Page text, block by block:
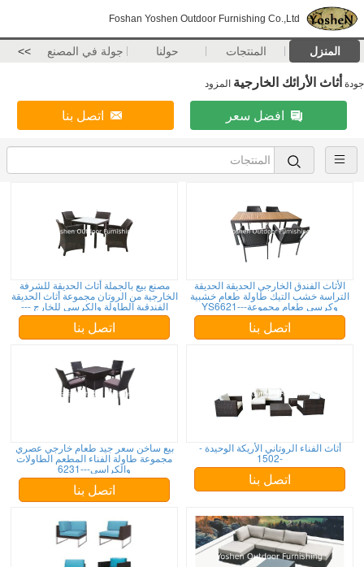
Foshan Yoshen Outdoor Furnishing Co.,Ltd
المنزل المنتجات حولنا جولة في المصنع >>
جودة أثاث الأرائك الخارجية المزود
افضل سعر اتصل بنا
مصنع بيع بالجملة أثاث الحديقة للشرفة
الخارجية من الروتان مجموعة أثاث الحديقة
الفندقية الطاولة والكرسي للخارج ---
8086
اتصل بنا
الأثاث الفندق الخارجي الحديقة الحديقة
التراسة خشب التيك طاولة طعام خشبية
وكرسي طعام مجموعة---YS6621
اتصل بنا
بيع ساخن سعر جيد طعام خارجي عصري
مجموعة طاولة الفناء المطعم الطاولات
والكراسي---6231
اتصل بنا
أثاث الفناء الروتاني الأريكة الوحيدة -
-1502
اتصل بنا